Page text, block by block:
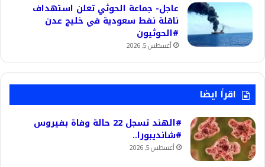
عاجل- جماعة الحوثي تعلن استهداف
ناقلة نفط سعودية في خليج عدن
#الحوثيون
أغسطس 5, 2026
اقرأ ايضا
#الهند تسجل 22 حالة وفاة بفيروس
#شانديبورا..
أغسطس 5, 2026